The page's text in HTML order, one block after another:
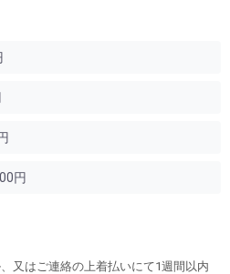
円
又はご連絡の上着払いにて1週間以内